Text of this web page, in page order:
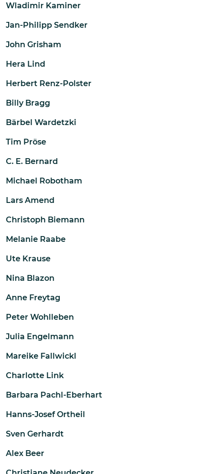
Wladimir Kaminer
Jan-Philipp Sendker
John Grisham
Hera Lind
Herbert Renz-Polster
Billy Bragg
Bärbel Wardetzki
Tim Pröse
C. E. Bernard
Michael Robotham
Lars Amend
Christoph Biemann
Melanie Raabe
Ute Krause
Nina Blazon
Anne Freytag
Peter Wohlleben
Julia Engelmann
Mareike Fallwickl
Charlotte Link
Barbara Pachl-Eberhart
Hanns-Josef Ortheil
Sven Gerhardt
Alex Beer